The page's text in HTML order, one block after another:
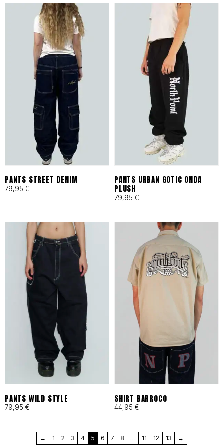
Barcelona.
ESPECIFICACIONES DE
IDENTIDAD
Tejidos Heavyweight:
Materiales técnicos y
naturales seleccionados por
su resistencia al desgaste
Producción Local:Diseñado
en Barcelona bajo principios
de moda ética y
responsable desde 1993.
Cortes Funcionales:
Ergonomía pensada para
skaters, artistas y mentes
activas que exigen libertad
total.
MÁS QUE UNA MARCA, UN
PANTS STREET DENIM
79,95 €
PANTS URBAN GOTIC ONDA
PLUSH
79,95 €
PANTS WILD STYLE
79,95 €
SHIRT BARROCO
44,95 €
← 1 2 3 4 5 6 7 8 … 11 12 13 →